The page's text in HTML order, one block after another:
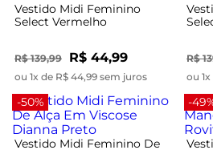
Vestido Midi Feminino
Select Vermelho
R$ 139,99 R$ 44,99
ou 1x de R$ 44,99 sem juros
R$
ou
-50%
Vestido Midi Feminino De
-